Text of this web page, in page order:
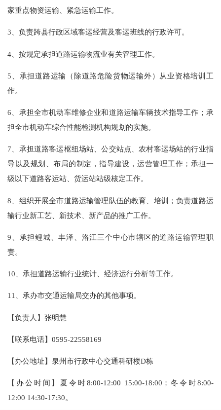
家重点物资运输、紧急运输工作。
3、负责跨县行政区域客运经营及客运班线的行政许可。
4、按规定承担道路运输物流业有关管理工作。
5、承担道路运输（除道路危险货物运输外）从业资格培训工
作。
6、承担全市机动车维修企业和道路运输车辆技术指导工作；承
担全市机动车综合性能检测机构规划的实施。
7、承担道路客运枢纽场站、公交站点、农村客运场站的行业指
导以及规划、布局的制定，指导建设，运营管理工作；承担一
级以下道路客运站、货运站站级核定工作。
8、组织开展全市道路运输管理队伍的教育、培训；负责道路运
输行业新工艺、新技术、新产品的推广工作。
9、承担鲤城、丰泽、洛江三个中心市辖区的道路运输管理职
责。
10、承担道路运输行业统计、经济运行分析等工作。
11、承办市交通运输局交办的其他事项。
【负责人】张明慧
【联系电话】0595-22558169
【办公地址】泉州市行政中心交通科研楼D栋
【办公时间】 夏令时8:00-12:00 15:00-18:00； 冬令时8:00-
12:00 14:30-17:30。